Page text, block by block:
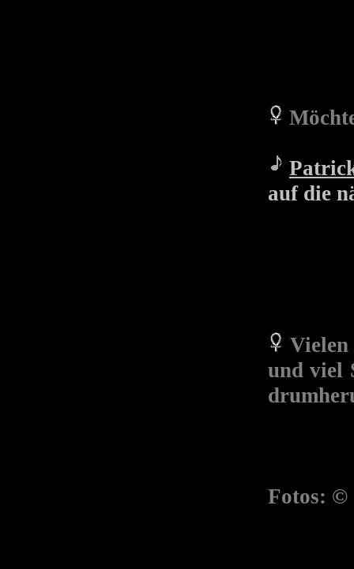
auf die
Vielen
und viel
Fotos: ©